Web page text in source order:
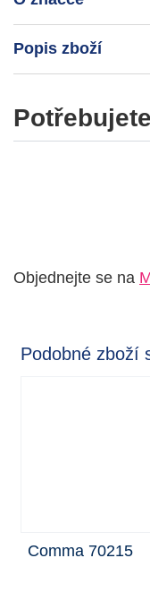
Popis zboží
Objednejte se na
Podobné zboží
Comma 70215